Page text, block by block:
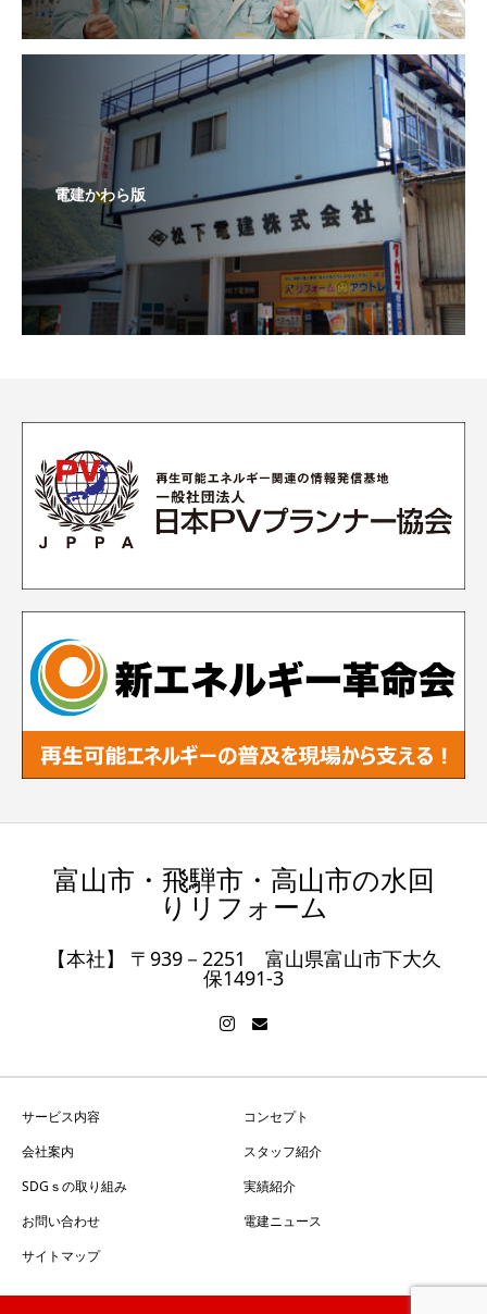
電建かわら版
富山市・飛騨市・高山市の水回
りリフォーム
【本社】 〒939－2251 富山県富山市下大久
保1491-3
サービス内容
コンセプト
会社案内
スタッフ紹介
SDGｓの取り組み
実績紹介
お問い合わせ
電建ニュース
サイトマップ